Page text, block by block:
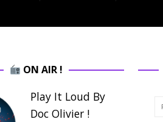
ON AIR !
Play It Loud By
Doc Olivier !